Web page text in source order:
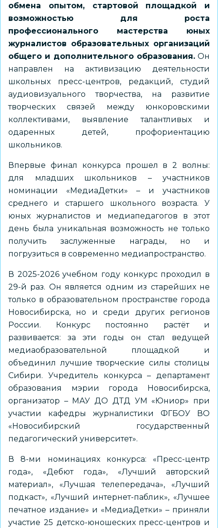
обмена опытом, стартовой площадкой и
возможностью для роста
профессионального мастерства юных
журналистов образовательных организаций
общего и дополнительного образования.Он
направлен на активизацию деятельности
школьных пресс-центров, редакций, студий
аудиовизуального творчества, на развитие
творческих связей между юнкоровскими
коллективами, выявление талантливых и
одаренных детей, профориентацию
школьников.
Впервые финал конкурса прошел в 2 волны:
для младших школьников – участников
номинации «МедиаДетки» – и участников
среднего и старшего школьного возраста. У
юных журналистов и медиапедагогов в этот
день была уникальная возможность не только
получить заслуженные награды, но и
погрузиться в современно медиапространство.
В 2025-2026 учебном году конкурс проходил в
29-й раз. Он является одним из старейших не
только в образовательном пространстве города
Новосибирска, но и среди других регионов
России. Конкурс постоянно растёт и
развивается: за эти годы он стал ведущей
медиаобразовательной площадкой и
объединил лучшие творческие силы столицы
Сибири. Учредитель конкурса – департамент
образования мэрии города Новосибирска,
организатор – МАУ ДО ДТД УМ «Юниор» при
участии кафедры журналистики ФГБОУ ВО
«Новосибирский государственный
педагогический университет».
В 8-ми номинациях конкурса: «Пресс-центр
года», «Дебют года», «Лучший авторский
материал», «Лучшая телепередача», «Лучший
подкаст», «Лучший интернет-паблик», «Лучшее
печатное издание» и «МедиаДетки» – приняли
участие 25 детско-юношеских пресс-центров и